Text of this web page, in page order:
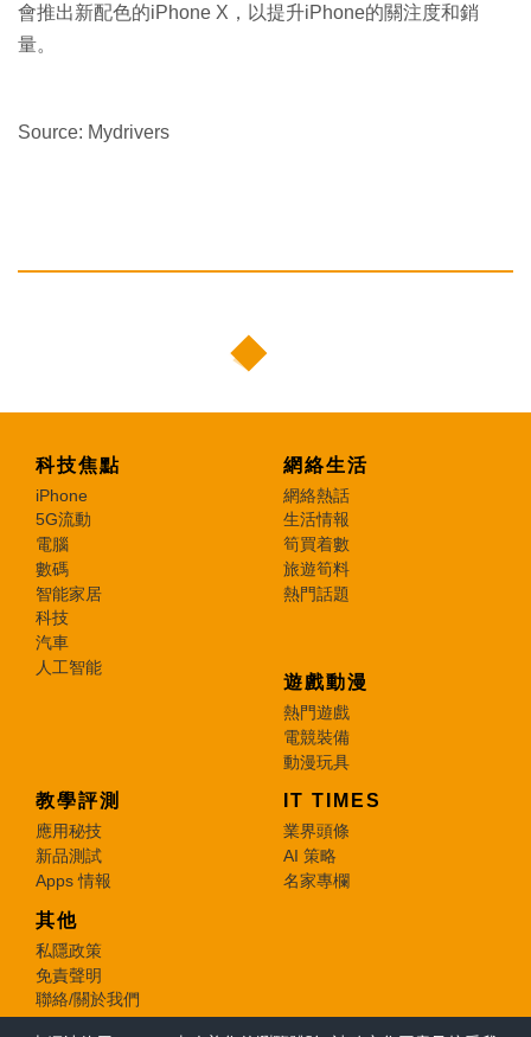
會推出新配色的iPhone X，以提升iPhone的關注度和銷
量。
Source: Mydrivers
科技焦點
iPhone
5G流動
電腦
數碼
智能家居
科技
汽車
人工智能
網絡生活
網絡熱話
生活情報
筍買着數
旅遊筍料
熱門話題
遊戲動漫
熱門遊戲
電競裝備
動漫玩具
教學評測
應用秘技
新品測試
Apps 情報
IT TIMES
業界頭條
AI 策略
名家專欄
其他
私隱政策
免責聲明
聯絡/關於我們